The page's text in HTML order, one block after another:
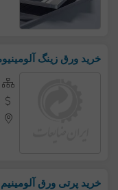
خرید ورق زینگ
خرید پرتی ورق آلومینیم